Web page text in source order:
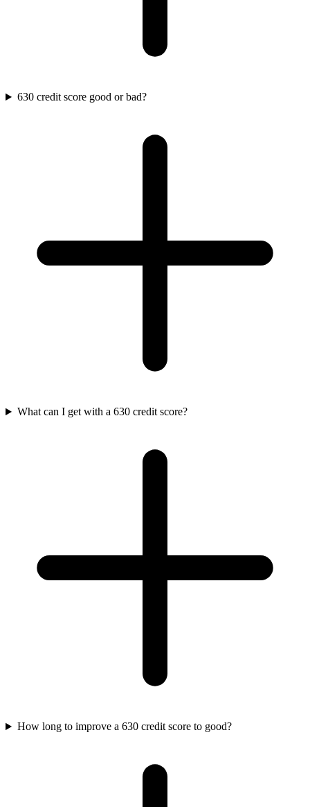
630 credit score good or bad?
What can I get with a 630 credit score?
How long to improve a 630 credit score to good?